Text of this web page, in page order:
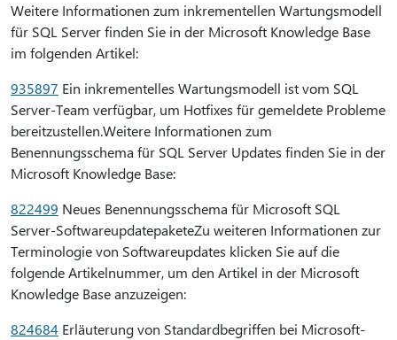
Weitere Informationen zum inkrementellen Wartungsmodell
für SQL Server finden Sie in der Microsoft Knowledge Base
im folgenden Artikel:
935897 Ein inkrementelles Wartungsmodell ist vom SQL
Server-Team verfügbar, um Hotfixes für gemeldete Probleme
bereitzustellen.Weitere Informationen zum
Benennungsschema für SQL Server Updates finden Sie in der
Microsoft Knowledge Base:
822499 Neues Benennungsschema für Microsoft SQL
Server-SoftwareupdatepaketeZu weiteren Informationen zur
Terminologie von Softwareupdates klicken Sie auf die
folgende Artikelnummer, um den Artikel in der Microsoft
Knowledge Base anzuzeigen:
824684 Erläuterung von Standardbegriffen bei Microsoft-